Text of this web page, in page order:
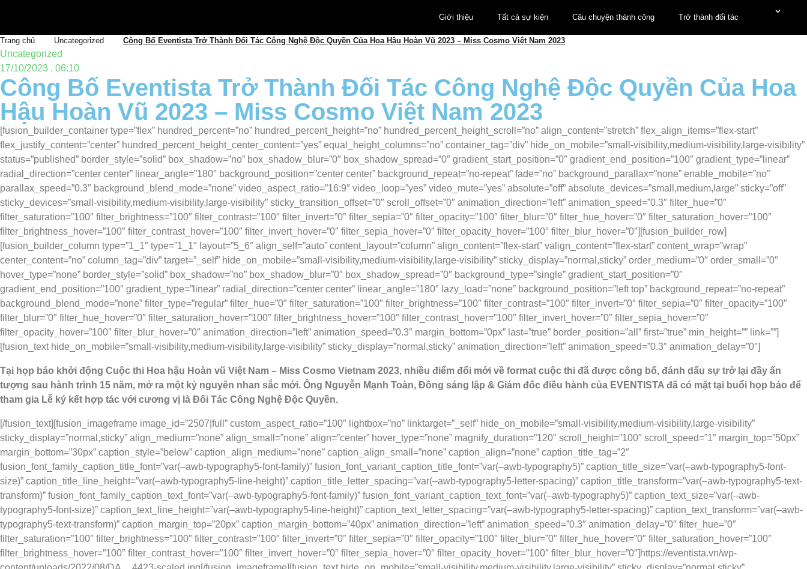
Giới thiệu Tất cả sự kiện Câu chuyện thành công Trở thành đối tác
Trang chủ Uncategorized Công Bố Eventista Trở Thành Đối Tác Công Nghệ Độc Quyền Của Hoa Hậu Hoàn Vũ 2023 – Miss Cosmo Việt Nam 2023
Uncategorized
17/10/2023 . 06:10
Công Bố Eventista Trở Thành Đối Tác Công Nghệ Độc Quyền Của Hoa
Hậu Hoàn Vũ 2023 – Miss Cosmo Việt Nam 2023
[fusion_builder_container type=”flex” hundred_percent=”no” hundred_percent_height=”no” hundred_percent_height_scroll=”no” align_content=”stretch” flex_align_items=”flex-start”
flex_justify_content=”center” hundred_percent_height_center_content=”yes” equal_height_columns=”no” container_tag=”div” hide_on_mobile=”small-visibility,medium-visibility,large-visibility”
status=”published” border_style=”solid” box_shadow=”no” box_shadow_blur=”0″ box_shadow_spread=”0″ gradient_start_position=”0″ gradient_end_position=”100″ gradient_type=”linear”
radial_direction=”center center” linear_angle=”180″ background_position=”center center” background_repeat=”no-repeat” fade=”no” background_parallax=”none” enable_mobile=”no”
parallax_speed=”0.3″ background_blend_mode=”none” video_aspect_ratio=”16:9″ video_loop=”yes” video_mute=”yes” absolute=”off” absolute_devices=”small,medium,large” sticky=”off”
sticky_devices=”small-visibility,medium-visibility,large-visibility” sticky_transition_offset=”0″ scroll_offset=”0″ animation_direction=”left” animation_speed=”0.3″ filter_hue=”0″
filter_saturation=”100″ filter_brightness=”100″ filter_contrast=”100″ filter_invert=”0″ filter_sepia=”0″ filter_opacity=”100″ filter_blur=”0″ filter_hue_hover=”0″ filter_saturation_hover=”100″
filter_brightness_hover=”100″ filter_contrast_hover=”100″ filter_invert_hover=”0″ filter_sepia_hover=”0″ filter_opacity_hover=”100″ filter_blur_hover=”0″][fusion_builder_row]
[fusion_builder_column type=”1_1″ type=”1_1″ layout=”5_6″ align_self=”auto” content_layout=”column” align_content=”flex-start” valign_content=”flex-start” content_wrap=”wrap”
center_content=”no” column_tag=”div” target=”_self” hide_on_mobile=”small-visibility,medium-visibility,large-visibility” sticky_display=”normal,sticky” order_medium=”0″ order_small=”0″
hover_type=”none” border_style=”solid” box_shadow=”no” box_shadow_blur=”0″ box_shadow_spread=”0″ background_type=”single” gradient_start_position=”0″
gradient_end_position=”100″ gradient_type=”linear” radial_direction=”center center” linear_angle=”180″ lazy_load=”none” background_position=”left top” background_repeat=”no-repeat”
background_blend_mode=”none” filter_type=”regular” filter_hue=”0″ filter_saturation=”100″ filter_brightness=”100″ filter_contrast=”100″ filter_invert=”0″ filter_sepia=”0″ filter_opacity=”100″
filter_blur=”0″ filter_hue_hover=”0″ filter_saturation_hover=”100″ filter_brightness_hover=”100″ filter_contrast_hover=”100″ filter_invert_hover=”0″ filter_sepia_hover=”0″
filter_opacity_hover=”100″ filter_blur_hover=”0″ animation_direction=”left” animation_speed=”0.3″ margin_bottom=”0px” last=”true” border_position=”all” first=”true” min_height=”” link=””]
[fusion_text hide_on_mobile=”small-visibility,medium-visibility,large-visibility” sticky_display=”normal,sticky” animation_direction=”left” animation_speed=”0.3″ animation_delay=”0″]
Tại họp báo khởi động Cuộc thi Hoa hậu Hoàn vũ Việt Nam – Miss Cosmo Vietnam 2023, nhiều điểm đổi mới về format cuộc thi đã được công bố, đánh dấu sự trở lại đầy ấn
tượng sau hành trình 15 năm, mở ra một kỷ nguyên nhan sắc mới. Ông Nguyễn Mạnh Toàn, Đồng sáng lập & Giám đốc điều hành của EVENTISTA đã có mặt tại buổi họp báo để
tham gia Lễ ký kết hợp tác với cương vị là Đối Tác Công Nghệ Độc Quyền.
[/fusion_text][fusion_imageframe image_id=”2507|full” custom_aspect_ratio=”100″ lightbox=”no” linktarget=”_self” hide_on_mobile=”small-visibility,medium-visibility,large-visibility”
sticky_display=”normal,sticky” align_medium=”none” align_small=”none” align=”center” hover_type=”none” magnify_duration=”120″ scroll_height=”100″ scroll_speed=”1″ margin_top=”50px”
margin_bottom=”30px” caption_style=”below” caption_align_medium=”none” caption_align_small=”none” caption_align=”none” caption_title_tag=”2″
fusion_font_family_caption_title_font=”var(–awb-typography5-font-family)” fusion_font_variant_caption_title_font=”var(–awb-typography5)” caption_title_size=”var(–awb-typography5-font-
size)” caption_title_line_height=”var(–awb-typography5-line-height)” caption_title_letter_spacing=”var(–awb-typography5-letter-spacing)” caption_title_transform=”var(–awb-typography5-text-
transform)” fusion_font_family_caption_text_font=”var(–awb-typography5-font-family)” fusion_font_variant_caption_text_font=”var(–awb-typography5)” caption_text_size=”var(–awb-
typography5-font-size)” caption_text_line_height=”var(–awb-typography5-line-height)” caption_text_letter_spacing=”var(–awb-typography5-letter-spacing)” caption_text_transform=”var(–awb-
typography5-text-transform)” caption_margin_top=”20px” caption_margin_bottom=”40px” animation_direction=”left” animation_speed=”0.3″ animation_delay=”0″ filter_hue=”0″
filter_saturation=”100″ filter_brightness=”100″ filter_contrast=”100″ filter_invert=”0″ filter_sepia=”0″ filter_opacity=”100″ filter_blur=”0″ filter_hue_hover=”0″ filter_saturation_hover=”100″
filter_brightness_hover=”100″ filter_contrast_hover=”100″ filter_invert_hover=”0″ filter_sepia_hover=”0″ filter_opacity_hover=”100″ filter_blur_hover=”0″]https://eventista.vn/wp-